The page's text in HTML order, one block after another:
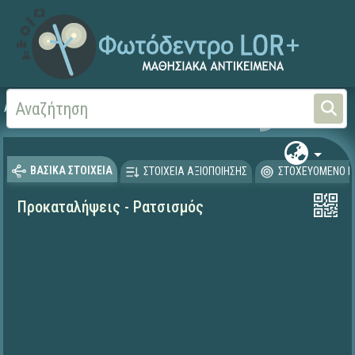
Αρχική Γλώσσα και Λογοτεχνία
ΒΑΣΙΚΑ ΣΤΟΙΧΕΙΑ ΣΤΟΙΧΕΙΑ ΑΞΙΟΠΟΙΗΣΗΣ ΣΤΟΧΕΥΟΜΕΝΟ
Προκαταλήψεις - Ρατσισμός